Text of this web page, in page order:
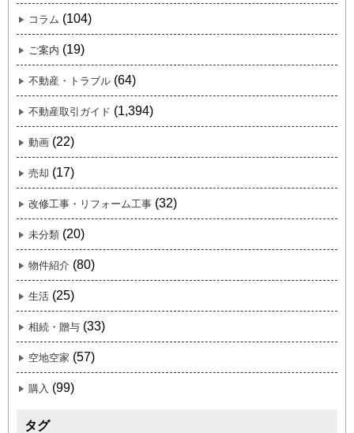
コラム (104)
ご案内 (19)
不動産・トラブル (64)
不動産取引ガイド (1,394)
動画 (22)
売却 (17)
改修工事・リフォーム工事 (32)
未分類 (20)
物件紹介 (80)
生活 (25)
相続・贈与 (33)
空地空家 (57)
購入 (99)
タグ